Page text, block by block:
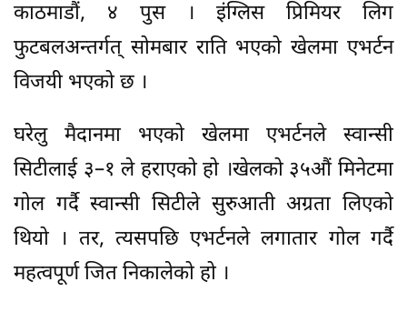
काठमाडौं, ४ पुस । इंग्लिस प्रिमियर लिग
फुटबलअन्तर्गत् सोमबार राति भएको खेलमा एभर्टन
विजयी भएको छ ।
घरेलु मैदानमा भएको खेलमा एभर्टनले स्वान्सी
सिटीलाई ३–१ ले हराएको हो ।खेलको ३५औं मिनेटमा
गोल गर्दै स्वान्सी सिटीले सुरुआती अग्रता लिएको
थियो । तर, त्यसपछि एभर्टनले लगातार गोल गर्दै
महत्वपूर्ण जित निकालेको हो ।